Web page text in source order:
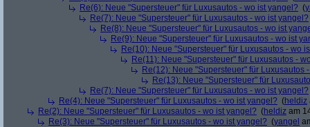
Re(6): Neue "Supersteuer" für Luxusautos - wo ist yangel? (
Re(7): Neue "Supersteuer" für Luxusautos - wo ist yangel?
Re(8): Neue "Supersteuer" für Luxusautos - wo ist
Re(9): Neue "Supersteuer" für Luxusautos - wo ist
Re(10): Neue "Supersteuer" für Luxusautos - wo
Re(11): Neue "Supersteuer" für Luxusautos -
Re(12): Neue "Supersteuer" für Luxusautos
Re(13): Neue "Supersteuer" für
Re(7): Neue "Supersteuer" für Luxusautos - wo ist yangel?
Re(4): Neue "Supersteuer" für Luxusautos - wo ist yangel? (heldiz
Re(2): Neue "Supersteuer" für Luxusautos - wo ist yangel? (heldiz am
Re(3): Neue "Supersteuer" für Luxusautos - wo ist yangel? (yangel